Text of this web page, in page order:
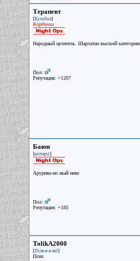
Терапевт
[Кулибин]
Кардинал
Народный целитель. Шарлатан высшей категории.
Пол:
Репутация: +1207
Баюн
[котяра]
Арурико-но акай неко
Пол:
Репутация: +185
TolikA2000
[Толя-я-я-ян!]
Псих